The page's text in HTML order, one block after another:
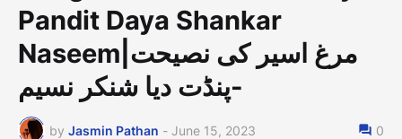
Pandit Daya Shankar
Naseem|مرغ اسیر کی نصیحت
-پنڈت دیا شنکر نسیم
by Jasmin Pathan - June 15, 2023 0